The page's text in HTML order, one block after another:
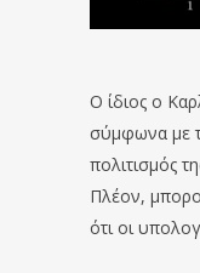
Ο ίδιος ο
σύμφωνα με
πολιτισμός
Πλέον,
ότι οι